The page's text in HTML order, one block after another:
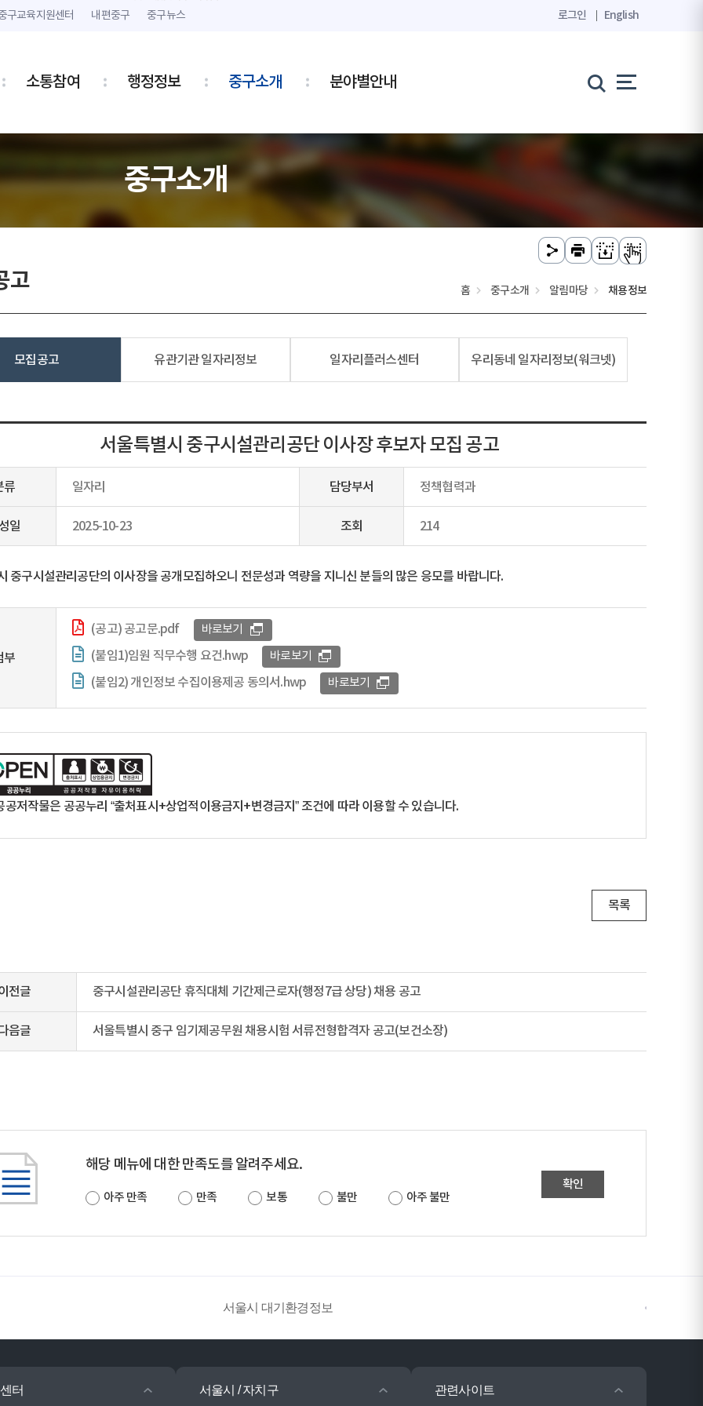
구교육지원센터 내편중구 중구뉴스 로그인 English
소통참여 행정정보 중구소개 분야별안내
중구소개
고 홈 중구소개 알림마당 채용정보
모집공고 유관기관 일자리정보 일자리플러스센터 우리동네 일자리정보(워크넷)
서울특별시 중구시설관리공단 이사장 후보자 모집 공고
류 일자리 담당부서 정책협력과
일 2025-10-23 조회 214
중구시설관리공단의 이사장을 공개모집하오니 전문성과 역량을 지니신 분들의 많은 응모를 바랍니다.
부
(공고) 공고문.pdf 바로보기
(붙임1)임원 직무수행 요건.hwp 바로보기
(붙임2) 개인정보 수집이용제공 동의서.hwp 바로보기
공저작물은 공공누리 “출처표시+상업적이용금지+변경금지” 조건에 따라 이용할 수 있습니다.
목록
전글 중구시설관리공단 휴직대체 기간제근로자(행정7급 상당) 채용 공고
음글 서울특별시 중구 임기제공무원 채용시험 서류전형합격자 공고(보건소장)
해당 메뉴에 대한 만족도를 알려주세요.
아주 만족 만족 보통 불만 아주 불만
확인
서울시 대기환경정보
터 서울시 / 자치구 관련사이트